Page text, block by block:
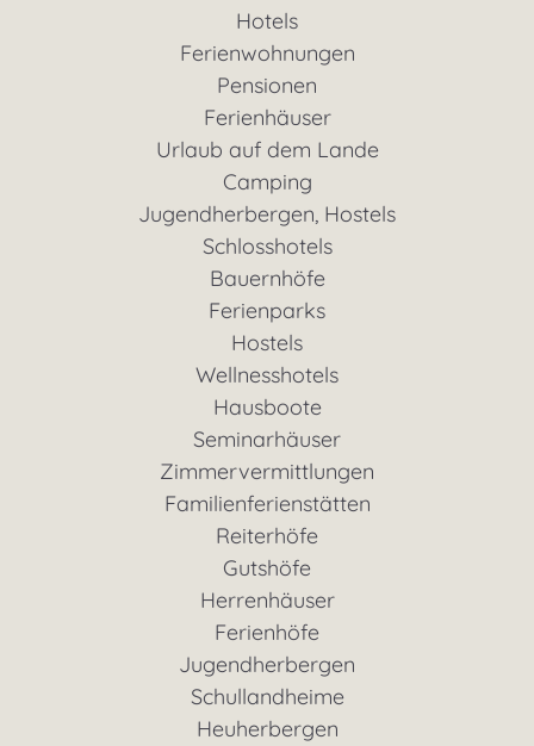
Hotels
Ferienwohnungen
Pensionen
Ferienhäuser
Urlaub auf dem Lande
Camping
Jugendherbergen, Hostels
Schlosshotels
Bauernhöfe
Ferienparks
Hostels
Wellnesshotels
Hausboote
Seminarhäuser
Zimmervermittlungen
Familienferienstätten
Reiterhöfe
Gutshöfe
Herrenhäuser
Ferienhöfe
Jugendherbergen
Schullandheime
Heuherbergen